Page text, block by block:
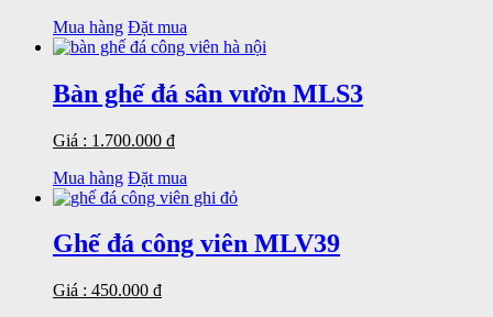
Mua hàng Đặt mua
Bàn ghế đá sân vườn MLS3
Giá : 1.700.000 đ
Mua hàng Đặt mua
Ghế đá công viên MLV39
Giá : 450.000 đ